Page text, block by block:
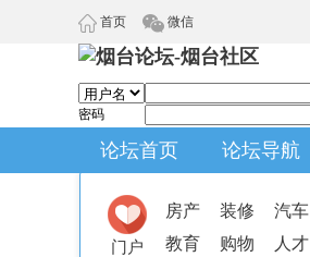
首页 微信
密码
论坛首页 论坛导航
门户
房产 装修 汽车
教育
购物 人才